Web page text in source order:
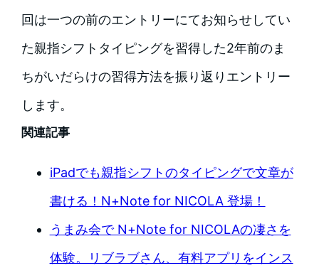
回は一つの前のエントリーにてお知らせしてい
た親指シフトタイピングを習得した2年前のま
ちがいだらけの習得方法を振り返りエントリー
します。
関連記事
iPadでも親指シフトのタイピングで文章が
書ける！N+Note for NICOLA 登場！
うまみ会で N+Note for NICOLAの凄さを
体験。リブラブさん、有料アプリをインス